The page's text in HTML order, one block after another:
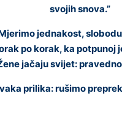
svojih snova.”
jednakost,
po korak, ka potpunoj
jačaju svijet:
prilika: rušimo